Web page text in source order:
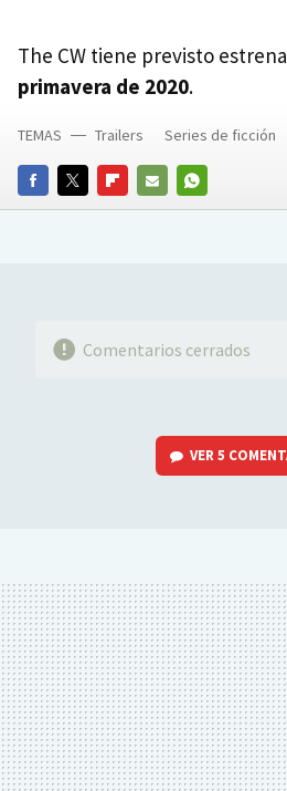
The CW tiene previsto
primavera de 2020.
FACEBOOKTWITTERFLIPBOARD
E-
WHATSAPP
TEMAS Trailers Series de ficción
Comentarios cerrados
VER5